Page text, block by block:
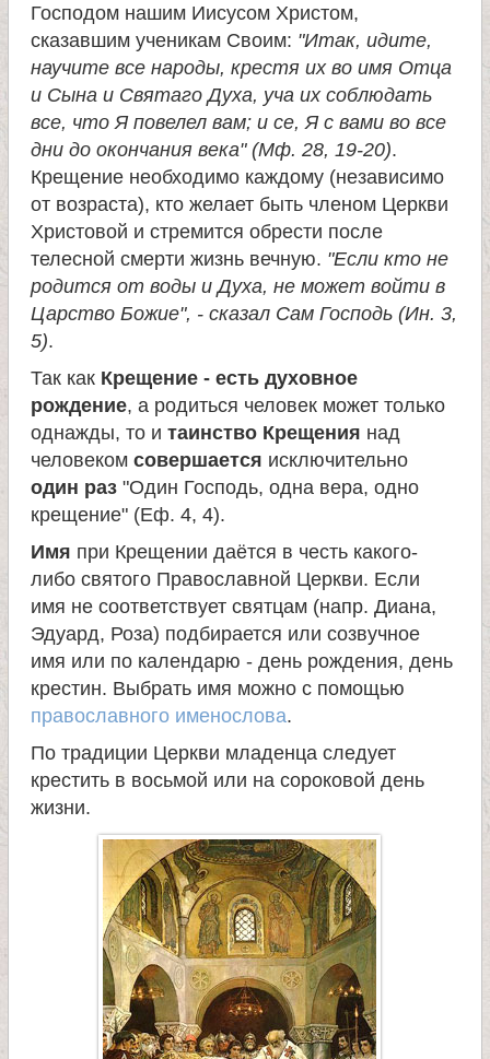
и
к
а
и
ц
е
л
и
л
я
П
н
Господом нашим Иисусом Христом,
сказавшим ученикам Своим: "Итак, идите,
научите все народы, крестя их во имя Отца
и Сына и Святаго Духа, уча их соблюдать
все, что Я повелел вам; и се, Я с вами во все
дни до окончания века" (Мф. 28, 19-20).
Крещение необходимо каждому (независимо
от возраста), кто желает быть членом Церкви
Христовой и стремится обрести после
телесной смерти жизнь вечную. "Если кто не
родится от воды и Духа, не может войти в
Царство Божие", - сказал Сам Господь (Ин. 3,
5).
Так как Крещение - есть духовное
рождение, а родиться человек может только
однажды, то и таинство Крещения над
человеком совершается исключительно
один раз "Один Господь, одна вера, одно
крещение" (Еф. 4, 4).
Имя при Крещении даётся в честь какого-
либо святого Православной Церкви. Если
имя не соответствует святцам (напр. Диана,
Эдуард, Роза) подбирается или созвучное
имя или по календарю - день рождения, день
крестин. Выбрать имя можно с помощью
православного именослова.
По традиции Церкви младенца следует
крестить в восьмой или на сороковой день
жизни.